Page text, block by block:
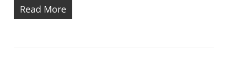
Read More